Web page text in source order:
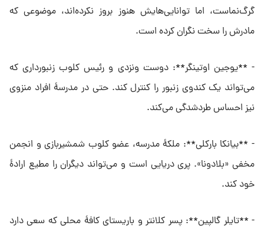
گرگ‌نماست، اما توانایی‌هایش هنوز بروز نکرده‌اند، موضوعی که
مادرش را سخت نگران کرده است.
- **یوجین اوتینگر**: دوست ونزدی و رئیس کلوب زنبورداری که
می‌تواند یک کندوی زنبور را کنترل کند. حتی در مدرسهٔ افراد منزوی
نیز احساس طردشدگی می‌کند.
- **بیانکا بارکلی**: ملکهٔ مدرسه، عضو کلوب شمشیربازی و انجمن
مخفی «بلادونا». پری دریایی است و می‌تواند دیگران را مطیع ارادهٔ
خود کند.
- **تایلر گالپین**: پسر کلانتر و باریستای کافهٔ محلی که سعی دارد